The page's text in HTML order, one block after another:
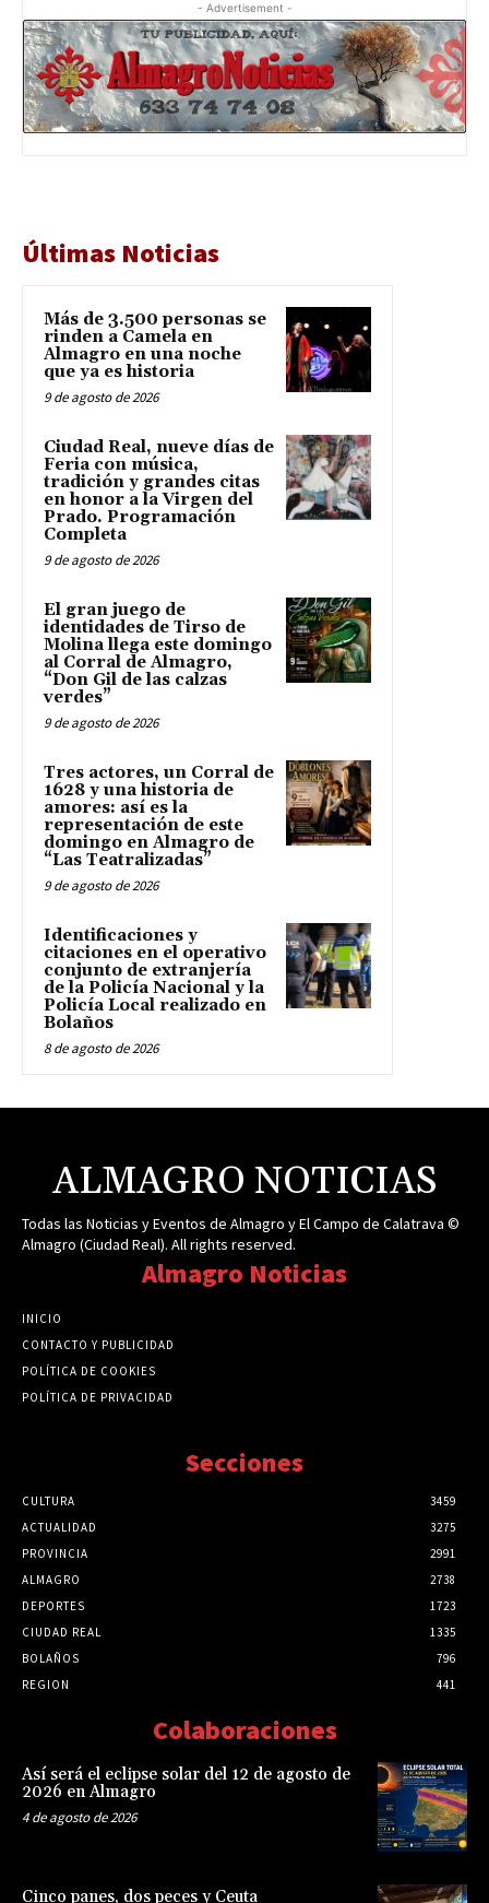
- Advertisement -
Últimas Noticias
Más de 3.500 personas se
rinden a Camela en
Almagro en una noche
que ya es historia
9 de agosto de 2026
Ciudad Real, nueve días de
Feria con música,
tradición y grandes citas
en honor a la Virgen del
Prado. Programación
Completa
9 de agosto de 2026
El gran juego de
identidades de Tirso de
Molina llega este domingo
al Corral de Almagro,
“Don Gil de las calzas
verdes”
9 de agosto de 2026
Tres actores, un Corral de
1628 y una historia de
amores: así es la
representación de este
domingo en Almagro de
“Las Teatralizadas”
9 de agosto de 2026
Identificaciones y
citaciones en el operativo
conjunto de extranjería
de la Policía Nacional y la
Policía Local realizado en
Bolaños
8 de agosto de 2026
ALMAGRO NOTICIAS
Todas las Noticias y Eventos de Almagro y El Campo de Calatrava ©
Almagro (Ciudad Real). All rights reserved.
Almagro Noticias
INICIO
CONTACTO Y PUBLICIDAD
POLÍTICA DE COOKIES
POLÍTICA DE PRIVACIDAD
Secciones
CULTURA
3459
ACTUALIDAD
3275
PROVINCIA
2991
ALMAGRO
2738
DEPORTES
1723
CIUDAD REAL
1335
BOLAÑOS
796
REGION
441
Colaboraciones
Así será el eclipse solar del 12 de agosto de
2026 en Almagro
4 de agosto de 2026
Cinco panes, dos peces y Ceuta